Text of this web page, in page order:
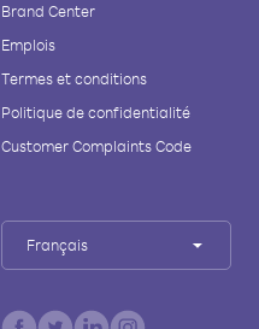
Brand Center
Emplois
Termes et conditions
Politique de confidentialité
Customer Complaints Code
Français